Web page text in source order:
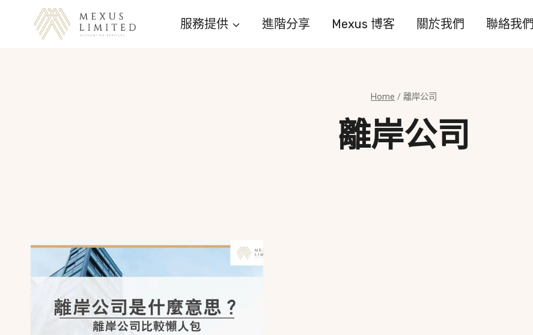
服務提供 進階分享 Mexus 博客 關於我們 聯絡我們
Home / 離岸公司
離岸公司